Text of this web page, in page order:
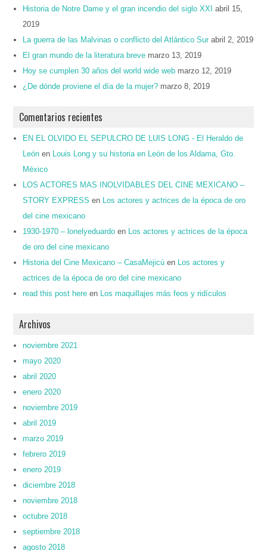
Historia de Notre Dame y el gran incendio del siglo XXI
abril 15,
2019
La guerra de las Malvinas o conflicto del Atlántico Sur abril 2, 2019
El gran mundo de la literatura breve marzo 13, 2019
Hoy se cumplen 30 años del world wide web marzo 12, 2019
¿De dónde proviene el día de la mujer? marzo 8, 2019
Comentarios recientes
EN EL OLVIDO EL SEPULCRO DE LUIS LONG - El Heraldo de
León en
Louis Long y su historia en León de los Aldama, Gto.
México
LOS ACTORES MAS INOLVIDABLES DEL CINE MEXICANO –
STORY EXPRESS en
Los actores y actrices de la época de oro
del cine mexicano
1930-1970 – lonelyeduardo en
Los actores y actrices de la época
de oro del cine mexicano
Historia del Cine Mexicano – CasaMejicú en
Los actores y
actrices de la época de oro del cine mexicano
read this post here en Los maquillajes más feos y ridículos
Archivos
noviembre 2021
mayo 2020
abril 2020
enero 2020
noviembre 2019
abril 2019
marzo 2019
febrero 2019
enero 2019
diciembre 2018
noviembre 2018
octubre 2018
septiembre 2018
agosto 2018